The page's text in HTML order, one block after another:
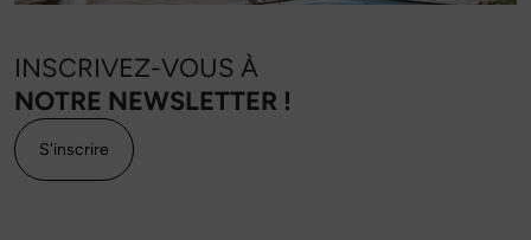
INSCRIVEZ-VOUS À
NOTRE NEWSLETTER !
S'inscrire